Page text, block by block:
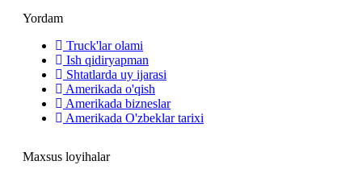
Yordam
Truck'lar olami
Ish qidiryapman
Shtatlarda uy ijarasi
Amerikada o'qish
Amerikada bizneslar
Amerikada O'zbeklar tarixi
Maxsus loyihalar